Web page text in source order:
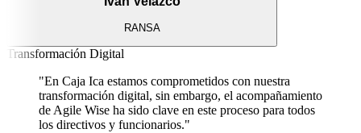
RANSA
Transformación Digital
"En Caja Ica estamos comprometidos con nuestra
transformación digital, sin embargo, el acompañamiento
de Agile Wise ha sido clave en este proceso para todos
los directivos y funcionarios."